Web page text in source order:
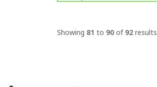
Showing 81 to 90 of 92 results